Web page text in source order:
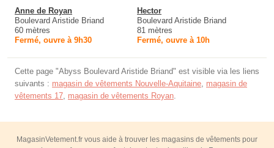
Anne de Royan
Boulevard Aristide Briand
60 mètres
Fermé, ouvre à 9h30
Hector
Boulevard Aristide Briand
81 mètres
Fermé, ouvre à 10h
Cette page "Abyss Boulevard Aristide Briand" est visible via les liens
suivants : magasin de vêtements Nouvelle-Aquitaine magasin de
vêtements 17 magasin de vêtements Royan
MagasinVetement.fr vous aide à trouver les magasins de vêtements pour